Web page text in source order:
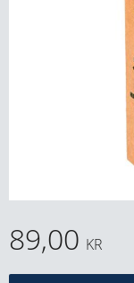
89,00 KR